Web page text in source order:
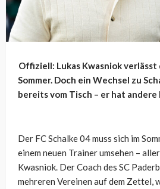
Offiziell: Lukas Kwasniok verlässt
Sommer. Doch ein Wechsel zu
bereits vom Tisch – er hat andere
Der FC Schalke 04 muss sich im
einem neuen Trainer umsehen –
Kwasniok. Der Coach des SC
mehreren Vereinen auf dem Zettel,